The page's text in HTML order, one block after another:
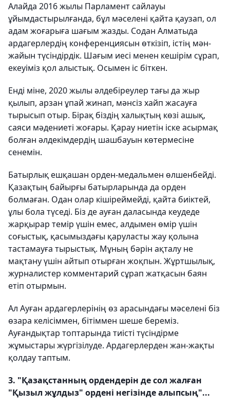
Алайда 2016 жылы Парламент сайлауы
ұйымдастырылғанда, бұл мәселені қайта қаузап, ол
адам жоғарыға шағым жазды. Содан Алматыда
ардагерлердің конференциясын өткізіп, істің мән-
жайын түсіндірдік. Шағым иесі менен кешірім сұрап,
екеуіміз қол алыстық. Осымен іс біткен.
Енді міне, 2020 жылы әлдебіреулер тағы да жыр
қылып, арзан ұпай жинап, мәнсіз хайп жасауға
тырысып отыр. Бірақ біздің халықтың көзі ашық,
саяси мәдениеті жоғары. Қарау ниетін іске асырмақ
болған әлдекімдердің шашбауын көтермесіне
сенемін.
Батырлық ешқашан орден-медальмен өлшенбейді.
Қазақтың байырғы батырларында да орден
болмаған. Одан олар кішіреймейді, қайта биіктей,
ұлы бола түседі. Біз де ауған даласында кеудеде
жарқырар темір үшін емес, алдымен өмір үшін
соғыстық, қасымыздағы қаруласты жау қолына
тастамауға тырыстық. Мұның бәрін ақталу не
мақтану үшін айтып отырған жоқпын. Жұртшылық,
журналистер комментарий сұрап жатқасын баян
етіп отырмын.
Ал Ауған ардагерлерінің өз арасындағы мәселені біз
өзара келісіммен, бітіммен шеше береміз.
Ауғандықтар топтарында тиісті түсіндірме
жұмыстары жүргізілуде. Ардагерлерден жан-жақты
қолдау таптым.
3. "Қазақстанның ордендерін де сол жалған
"Қызыл жұлдыз" ордені негізінде алыпсың"...